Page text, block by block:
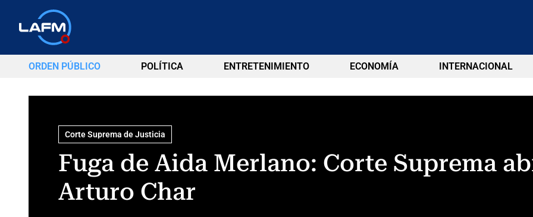
ORDEN PÚBLICO POLÍTICA ENTRETENIMIENTO ECONOMÍA INTERNACIONAL
Corte Suprema de Justicia
Fuga de Aida Merlano: Corte Suprema
Arturo Char